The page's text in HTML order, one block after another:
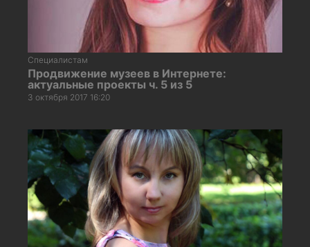
Специалистам
Продвижение музеев в Интернете:
актуальные проекты ч. 5 из 5
3 октября 2017 16:20